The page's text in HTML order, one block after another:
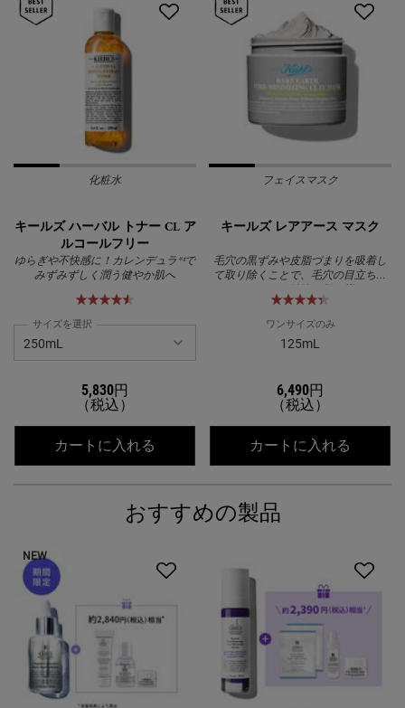
化粧水
キールズ ハーバル トナー CL ア
ルコールフリー
ゆらぎや不快感に！カレンデュラ*¹で
みずみずしく潤う健やか肌へ
サイズを選択
5,830円
（税込）
カートに入れる キールズ ハーバル トナー CL アルコ
フェイスマスク
キールズ レアアース マスク
毛穴の黒ずみや皮脂づまりを吸着し
て取り除くことで、毛穴の目立ちに
くいすっきりと清潔な肌へ導くクレ
イマスク。
ワンサイズのみ
125mL
6,490円
（税込）
カートに入れる
おすすめの製品
NEW